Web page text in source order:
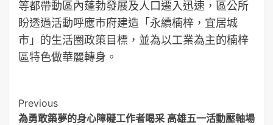
等都帶動區內蓬勃發展及人口遷入迅速，區公所
盼透過活動呼應市府建造「永續楠梓，宜居城
市」的生活圈政策目標，並為以工業為主的楠梓
區特色做華麗轉身。
Post
Previous
為勇敢築夢的身心障礙工作者喝采 高雄五一活動壓軸場